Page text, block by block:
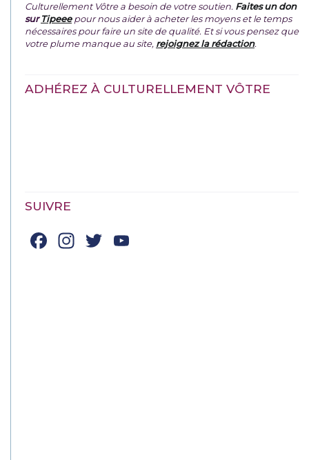
Culturellement Vôtre a besoin de votre soutien. Faites un don
surTipeeepour nous aider à acheter les moyens et le temps
nécessaires pour faire un site de qualité. Et si vous pensez que
votre plume manque au site, rejoignez la rédaction.
ADHÉREZ À CULTURELLEMENT VÔTRE
SUIVRE
Facebook
Instagram
Twitter